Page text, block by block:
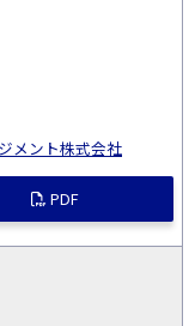
メント株式会社
PDF